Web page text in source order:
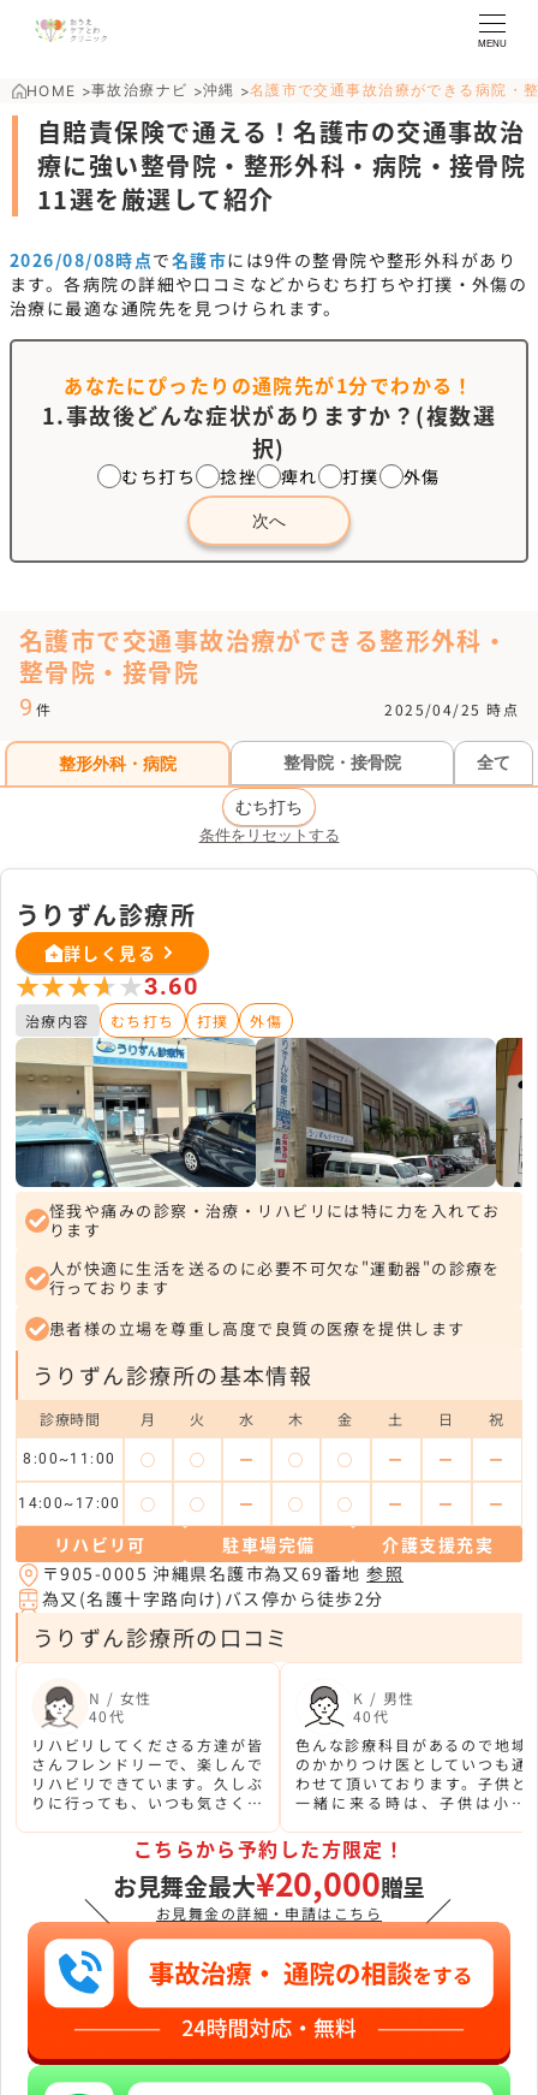
MENU
HOME >事故治療ナビ >沖縄 >名護市で交通事故治療ができる病院・
自賠責保険で通える！名護市の交通事故治
療に強い整骨院・整形外科・病院・接骨院
11選を厳選して紹介
2026/08/08時点で名護市には9件の整骨院や整形外科があり
ます。各病院の詳細や口コミなどからむち打ちや打撲・外傷の
治療に最適な通院先を見つけられます。
あなたにぴったりの通院先が1分でわかる！
1.事故後どんな症状がありますか？(複数選
択)
むち打ち 捻挫 痺れ 打撲 外傷
次へ
名護市で交通事故治療ができる整形外科・
整骨院・接骨院
9 件 2025/04/25 時点
整形外科・病院 整骨院・接骨院 全て
むち打ち
条件をリセットする
うりずん診療所
詳しく見る
★★★★★
★★★★★3.60
治療内容 むち打ち 打撲 外傷
怪我や痛みの診察・治療・リハビリには特に力を入れてお
ります
人が快適に生活を送るのに必要不可欠な"運動器"の診療を
行っております
患者様の立場を尊重し高度で良質の医療を提供します
うりずん診療所の基本情報
診療時間 月 火 水 木 金 土 日 祝
8:00~11:00 ◯ ◯ ー ◯ ◯ ー ー ー
14:00~17:00 ◯ ◯ ー ◯ ◯ ー ー ー
リハビリ可 駐車場完備
介護支援充実
〒905-0005 沖縄県名護市為又69番地参照
為又(名護十字路向け)バス停から徒歩2分
うりずん診療所の口コミ
N / 女性
40代
リハビリしてくださる方達が皆
さんフレンドリーで、楽しんで
リハビリできています。久しぶ
りに行っても、いつも気さくに
ーム感があります。
K / 男性
40代
色んな診療科目があるので地域
のかかりつけ医としていつも通
わせて頂いております。子供と
一緒に来る時は、子供は小児
間をずらして受診できるのであ
りがたいです。
＼
こちらから予約した方限定！
お見舞金最大¥20,000贈呈
お見舞金の詳細・申請はこちら ／